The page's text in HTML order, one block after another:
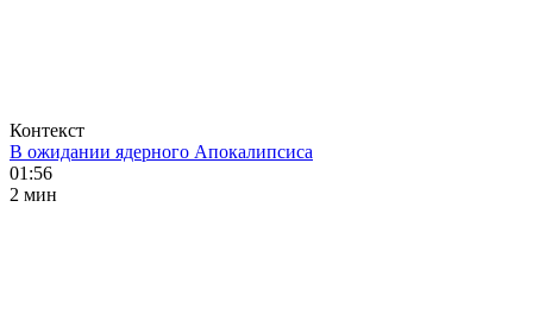
Контекст
В ожидании ядерного Апокалипсиса
01:56
2 мин